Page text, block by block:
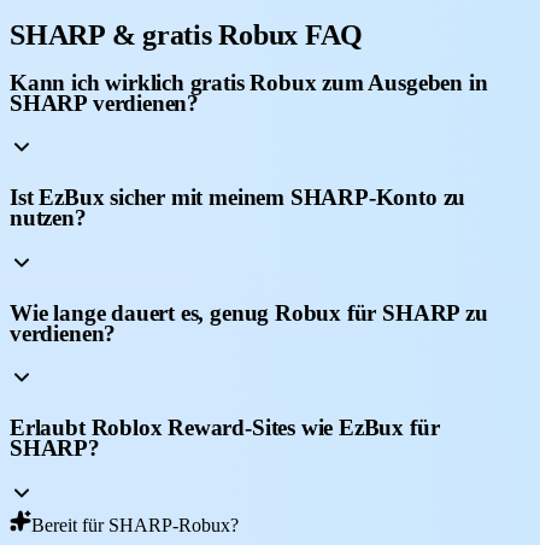
SHARP & gratis Robux FAQ
Kann ich wirklich gratis Robux zum Ausgeben in
SHARP verdienen?
Ist EzBux sicher mit meinem SHARP-Konto zu
nutzen?
Wie lange dauert es, genug Robux für SHARP zu
verdienen?
Erlaubt Roblox Reward-Sites wie EzBux für
SHARP?
Bereit für SHARP-Robux?